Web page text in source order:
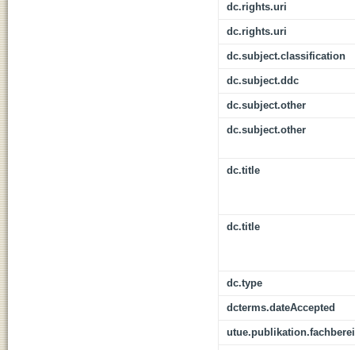
dc.rights.uri
dc.rights.uri
dc.subject.classification
dc.subject.ddc
dc.subject.other
dc.subject.other
dc.title
dc.title
dc.type
dcterms.dateAccepted